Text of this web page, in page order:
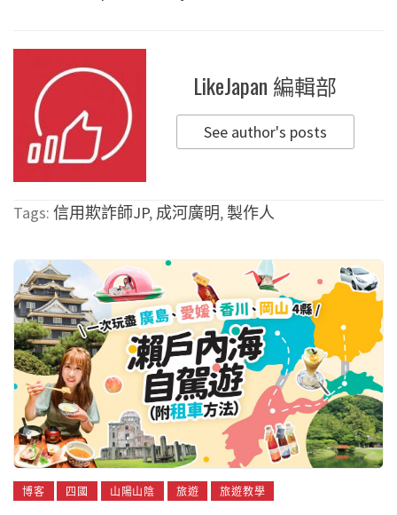
LikeJapan 編輯部
See author's posts
Tags: 信用欺詐師JP, 成河廣明, 製作人
博客 四國 山陽山陰 旅遊 旅遊教學